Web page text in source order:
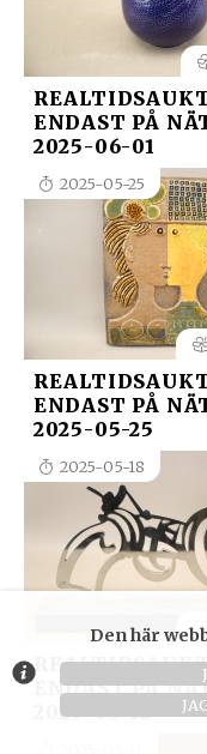
ENDAST PÅ
2025-06-01
2025-05-25
ENDAST PÅ
2025-05-25
2025-05-18
ENDAST PÅ
2025-05-18
Den här